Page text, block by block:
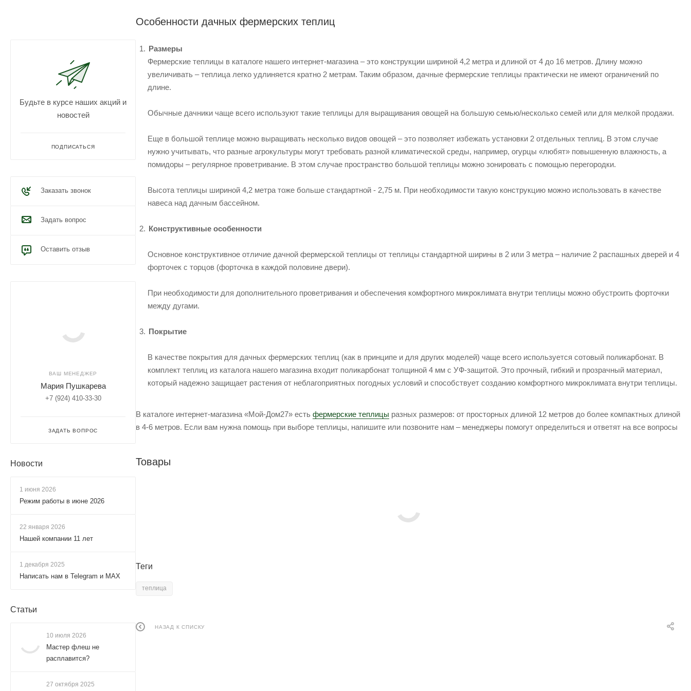
Особенности дачных фермерских теплиц
Размеры
Фермерские теплицы в каталоге нашего интернет-магазина – это конструкции шириной 4,2 метра и длиной от 4 до 16 метров. Длину можно
увеличивать – теплица легко удлиняется кратно 2 метрам. Таким образом, дачные фермерские теплицы практически не имеют ограничений по
длине.
Обычные дачники чаще всего используют такие теплицы для выращивания овощей на большую семью/несколько семей или для мелкой продажи.
Еще в большой теплице можно выращивать несколько видов овощей – это позволяет избежать установки 2 отдельных теплиц. В этом случае
нужно учитывать, что разные агрокультуры могут требовать разной климатической среды, например, огурцы «любят» повышенную влажность, а
помидоры – регулярное проветривание. В этом случае пространство большой теплицы можно зонировать с помощью перегородки.
Высота теплицы шириной 4,2 метра тоже больше стандартной - 2,75 м. При необходимости такую конструкцию можно использовать в качестве
навеса над дачным бассейном.
Конструктивные особенности
Основное конструктивное отличие дачной фермерской теплицы от теплицы стандартной ширины в 2 или 3 метра – наличие 2 распашных дверей и 4
форточек с торцов (форточка в каждой половине двери).
При необходимости для дополнительного проветривания и обеспечения комфортного микроклимата внутри теплицы можно обустроить форточки
между дугами.
Покрытие
В качестве покрытия для дачных фермерских теплиц (как в принципе и для других моделей) чаще всего используется сотовый поликарбонат. В
комплект теплиц из каталога нашего магазина входит поликарбонат толщиной 4 мм с УФ-защитой. Это прочный, гибкий и прозрачный материал,
который надежно защищает растения от неблагоприятных погодных условий и способствует созданию комфортного микроклимата внутри теплицы.
В каталоге интернет-магазина «Мой-Дом27» есть фермерские теплицы разных размеров: от просторных длиной 12 метров до более компактных длиной
в 4-6 метров. Если вам нужна помощь при выборе теплицы, напишите или позвоните нам – менеджеры помогут определиться и ответят на все вопросы
Товары
Теги
теплица
НАЗАД К СПИСКУ
Будьте в курсе наших акций и
новостей
ПОДПИСАТЬСЯ
Заказать звонок
Задать вопрос
Оставить отзыв
ВАШ МЕНЕДЖЕР
Мария Пушкарева
+7 (924) 410-33-30
ЗАДАТЬ ВОПРОС
Новости
1 июня 2026
Режим работы в июне 2026
22 января 2026
Нашей компании 11 лет
1 декабря 2025
Написать нам в Telegram и MAX
Статьи
10 июля 2026
Мастер флеш не
расплавится?
27 октября 2025